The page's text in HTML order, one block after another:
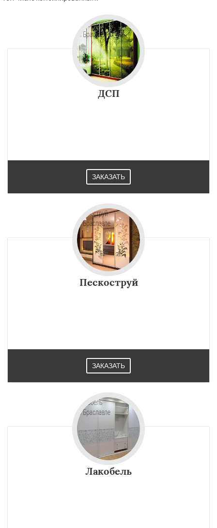
Работаем по
ДСП
ЗАКАЗАТЬ
Пескоструй
ЗАКАЗАТЬ
Лакобель
УЗНАТЬ ПОДРОБНЕЕ